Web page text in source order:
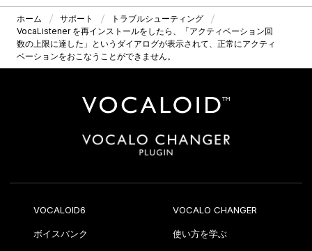
ホーム サポート
トラブルシューティング
VocaListener を再インストールをしたら、「アクティベーション回
数の上限に達した」というダイアログが表示されて、正常にアクティ
ベーションをおこなうことができません。
VOCALOID6 VOCALO CHANGER
ボイスバンク 使い方を学ぶ